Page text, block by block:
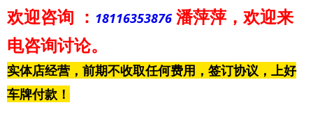
欢迎咨询 ： 18116353876 潘萍萍 ，欢迎来
电咨询讨论。
实体店经营，前期不收取任何费用，签订协议，上好
车牌付款！